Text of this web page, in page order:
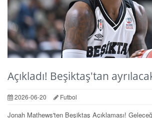
Açıkladı! Beşiktaş'tan
2026-06-20 Futbol
Jonah Mathews'ten Beşiktaş Açıklaması!